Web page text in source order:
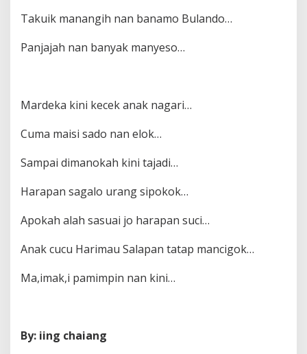
Takuik manangih nan banamo Bulando…
Panjajah nan banyak manyeso…
Mardeka kini kecek anak nagari…
Cuma maisi sado nan elok…
Sampai dimanokah kini tajadi…
Harapan sagalo urang sipokok…
Apokah alah sasuai jo harapan suci…
Anak cucu Harimau Salapan tatap mancigok…
Ma,imak,i pamimpin nan kini…
By: iing chaiang